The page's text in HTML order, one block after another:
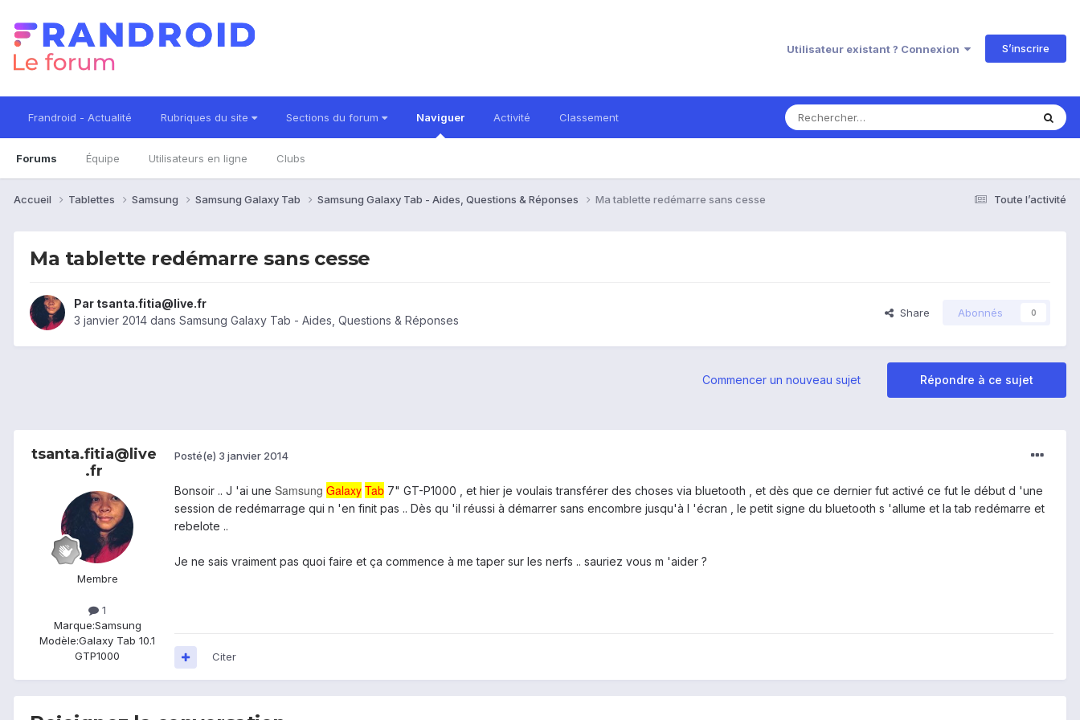
Utilisateur existant ? Connexion S’inscrire
Frandroid - Actualité Rubriques du site Sections du forum Naviguer
Forums Équipe Utilisateurs en ligne Clubs
Activité Classement
Toute l’activité
Accueil Tablettes Samsung Samsung Galaxy Tab Samsung Galaxy Tab - Aides, Questions & Réponses Ma tablette redémarre sans cesse
Ma tablette redémarre sans cesse
Par tsanta.fitia@live.fr
3 janvier 2014 dans Samsung Galaxy Tab - Aides, Questions & Réponses
Share Abonnés 0
Répondre à ce sujet
Commencer un nouveau sujet
tsanta.fitia@live
.fr
Membre
1
Marque:Samsung
Modèle:Galaxy Tab 10.1
GTP1000
Posté(e) 3 janvier 2014
Bonsoir .. J 'ai une Samsung Galaxy Tab 7" GT-P1000 , et hier je voulais transférer des choses via bluetooth , et dès que ce dernier fut activé ce fut le début d 'une
session de redémarrage qui n 'en finit pas .. Dès qu 'il réussi à démarrer sans encombre jusqu'à l 'écran , le petit signe du bluetooth s 'allume et la tab redémarre et
rebelote ..
Je ne sais vraiment pas quoi faire et ça commence à me taper sur les nerfs .. sauriez vous m 'aider ?
Citer